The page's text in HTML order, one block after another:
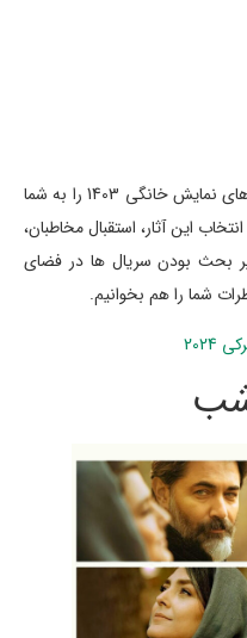
در این مقاله می خواهیم بهترین سریال های نمایش خانگی 1403 را به شما
این آثار، استقبال مخاطبان،
پر بحث بودن سریال ها در فضای
شما را هم بخوانیم.
شب